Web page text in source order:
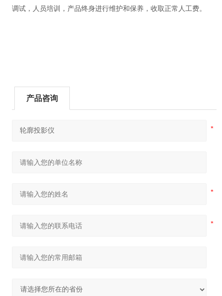
调试，人员培训，产品终身进行维护和保养，收取正常人工费。
产品咨询